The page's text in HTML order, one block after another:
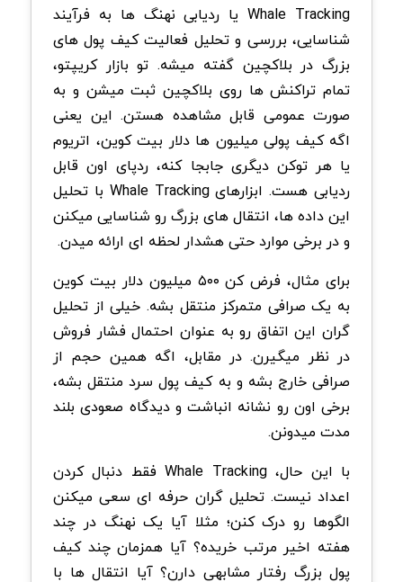
Whale Tracking یا ردیابی نهنگ ها به فرآیند
شناسایی، بررسی و تحلیل فعالیت کیف پول های
بزرگ در بلاکچین گفته میشه. تو بازار کریپتو،
تمام تراکنش ها روی بلاکچین ثبت میشن و به
صورت عمومی قابل مشاهده هستن. این یعنی
اگه کیف پولی میلیون ها دلار بیت کوین، اتریوم
یا هر توکن دیگری جابجا کنه، ردپای اون قابل
ردیابی هست. ابزارهای Whale Tracking با تحلیل
این داده ها، انتقال های بزرگ رو شناسایی میکنن
و در برخی موارد حتی هشدار لحظه ای ارائه میدن.
برای مثال، فرض کن ۵۰۰ میلیون دلار بیت کوین
به یک صرافی متمرکز منتقل بشه. خیلی از تحلیل
گران این اتفاق رو به عنوان احتمال فشار فروش
در نظر میگیرن. در مقابل، اگه همین حجم از
صرافی خارج بشه و به کیف پول سرد منتقل بشه،
برخی اون رو نشانه انباشت و دیدگاه صعودی بلند
مدت میدونن.
با این حال، Whale Tracking فقط دنبال کردن
اعداد نیست. تحلیل گران حرفه ای سعی میکنن
الگوها رو درک کنن؛ مثلا آیا یک نهنگ در چند
هفته اخیر مرتب خریده؟ آیا همزمان چند کیف
پول بزرگ رفتار مشابهی دارن؟ آیا انتقال ها با